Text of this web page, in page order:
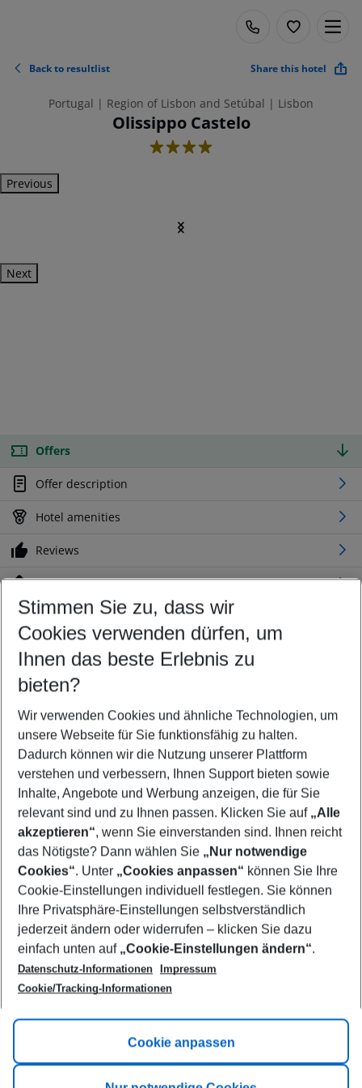
Back to resultlist Share this hotel
Portugal | Region of Lisbon and Setúbal | Lisbon
Olissippo Castelo
4
Previous
Next
Offers
Offer description
Hotel amenities
Reviews
Location
Customize your offer
Find the perfect deal which suits your best
Your departure airport
Any airport
Select your date range
10/08/26–08/08/27 5-8 nights
Who will travel
2 adults No children
Show more filter
Footer
Footer navigation
Title A
Link A
Stimmen Sie zu, dass wir
Cookies verwenden dürfen, um
Ihnen das beste Erlebnis zu
bieten?
Wir verwenden Cookies und ähnliche Technologien, um
unsere Webseite für Sie funktionsfähig zu halten.
Dadurch können wir die Nutzung unserer Plattform
verstehen und verbessern, Ihnen Support bieten sowie
Inhalte, Angebote und Werbung anzeigen, die für Sie
relevant sind und zu Ihnen passen. Klicken Sie auf „Alle
akzeptieren“, wenn Sie einverstanden sind. Ihnen reicht
das Nötigste? Dann wählen Sie „Nur notwendige
Cookies“. Unter „Cookies anpassen“ können Sie Ihre
Cookie-Einstellungen individuell festlegen. Sie können
Ihre Privatsphäre-Einstellungen selbstverständlich
jederzeit ändern oder widerrufen – klicken Sie dazu
einfach unten auf „Cookie-Einstellungen ändern“.
Datenschutz-Informationen
Impressum
Cookie/Tracking-Informationen
Cookie anpassen